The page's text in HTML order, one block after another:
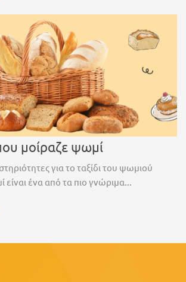
μοίραζε ψωμί
για το ταξίδι του ψωμιού
ένα από τα πιο γνώριμα...